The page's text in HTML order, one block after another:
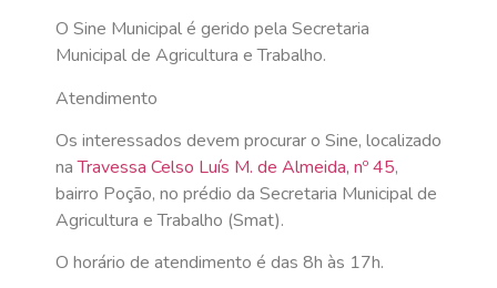
O Sine Municipal é gerido pela Secretaria
Municipal de Agricultura e Trabalho.
Atendimento
Os interessados devem procurar o Sine, localizado
naTravessa Celso Luís M. de Almeida, nº 45,
bairro Poção, no prédio da Secretaria Municipal de
Agricultura e Trabalho (Smat).
O horário de atendimento é das 8h às 17h.